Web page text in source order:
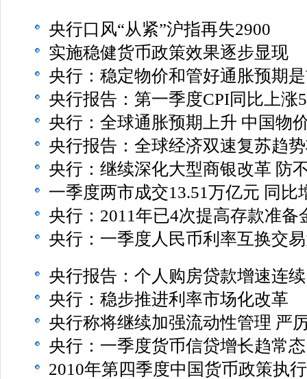
央行口风“从紧”沪指再失2900
实施稳健货币政策效果逐步显现
央行：稳定物价和管好通胀预期
央行报告：第一季度CPI同比上涨
央行：全球通胀预期上升 中国物
央行报告：全球经济双速复苏趋
央行：继续深化大型商银改革 防
一季度两市成交13.51万亿元 同比
央行：2011年已4次提高存款准备
央行：一季度人民币利率互换交
央行报告：个人购房贷款增速连
央行：稳步推进利率市场化改革
央行称将继续加强流动性管理 严
央行：一季度货币信贷增长趋常态
2010年第四季度中国货币政策执